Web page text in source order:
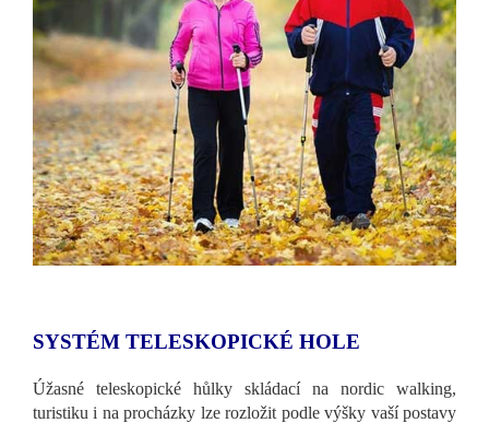
SYSTÉM TELESKOPICKÉ HOLE
Úžasné teleskopické hůlky skládací na nordic walking,
turistiku i na procházky lze rozložit podle výšky vaší postavy